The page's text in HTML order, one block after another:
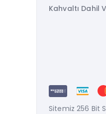
Kahvaltı Dahil
Sitemiz 256 Bit